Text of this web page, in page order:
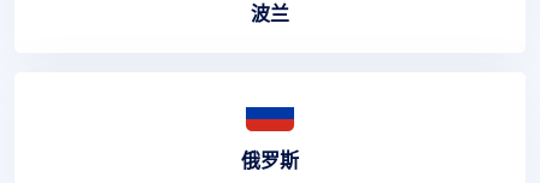
波兰
俄罗斯